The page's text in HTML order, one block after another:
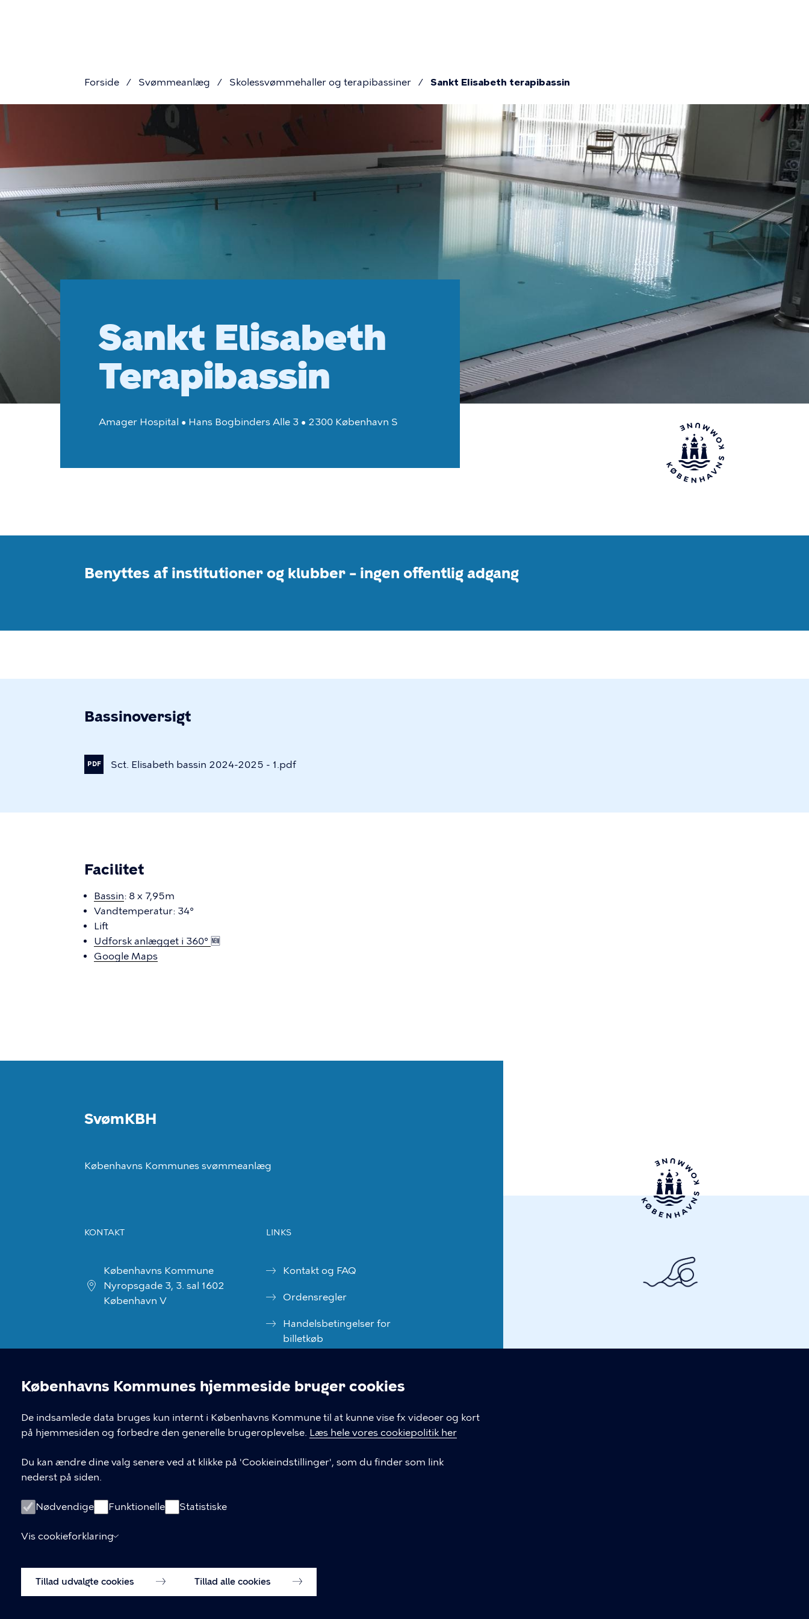
Cookieindstillinger
Københavns Kommunes hjemmeside bruger cookies
De indsamlede data bruges kun internt i Københavns Kommune til at kunne vise fx videoer og kort
på hjemmesiden og forbedre den generelle brugeroplevelse. Læs hele vores cookiepolitik her
Du kan ændre dine valg senere ved at klikke på 'Cookieindstillinger', som du finder som link
nederst på siden.
Nødvendige Funktionelle Statistiske
Vis cookieforklaring
Tillad udvalgte cookies Tillad alle cookies
Brødkrumme
Forside Svømmeanlæg Skolessvømmehaller og terapibassiner Sankt Elisabeth terapibassin
Sankt
Elisabeths
terapibassin
Sankt Elisabeth
Terapibassin
Amager Hospital • Hans Bogbinders Alle 3 • 2300 København S
Benyttes af institutioner og klubber – ingen offentlig adgang
Bassinoversigt
PDF Sct. Elisabeth bassin 2024-2025 - 1.pdf
Facilitet
Bassin: 8 x 7,95m
Vandtemperatur: 34°
Lift
Udforsk anlægget i 360° 🆕
Google Maps
SvømKBH
Københavns Kommunes svømmeanlæg
KONTAKT
Københavns Kommune
Nyropsgade 3, 3. sal 1602
København V
LINKS
Kontakt og FAQ
Ordensregler
Handelsbetingelser for
billetkøb
Privatlivspolitik
Cookiepolitik